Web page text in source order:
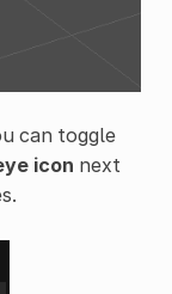
can toggle
icon next